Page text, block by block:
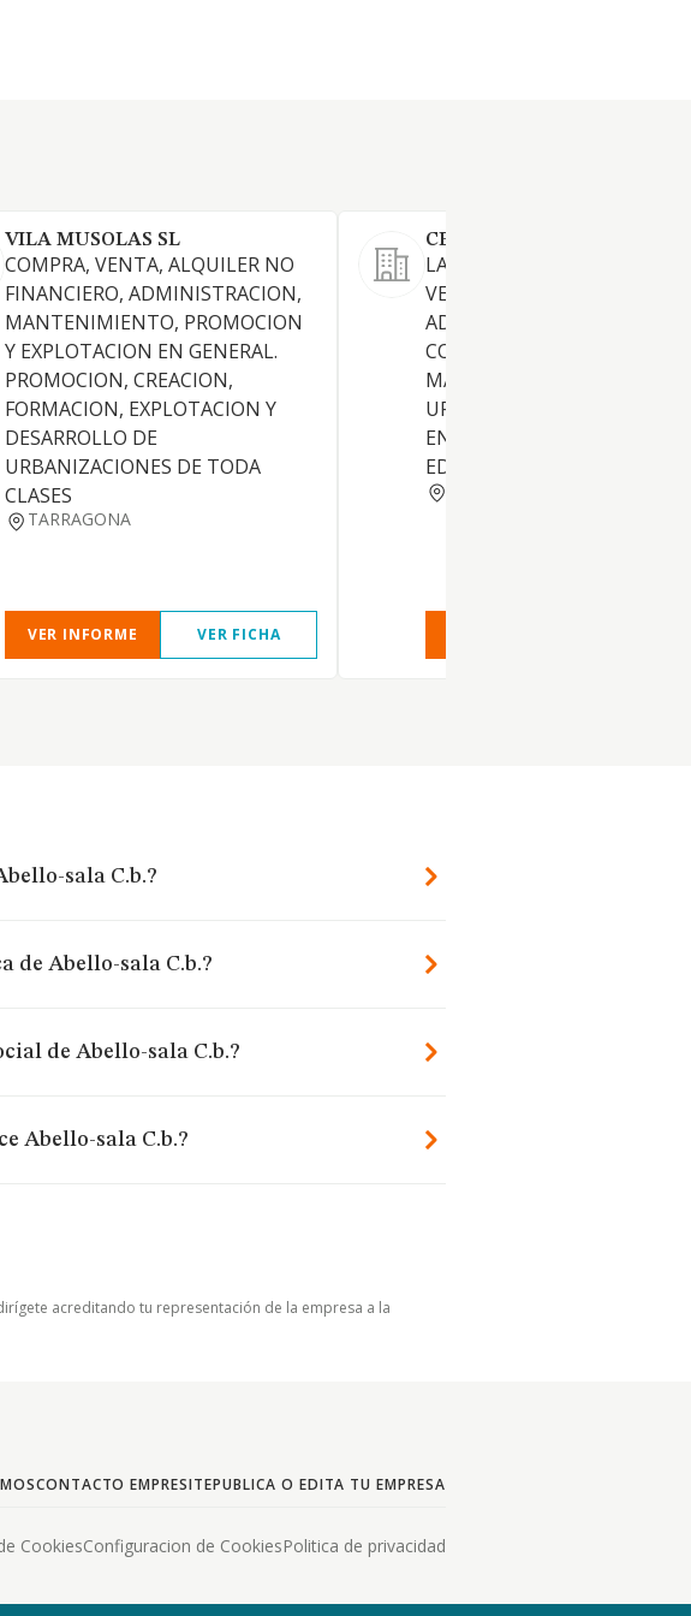
VILA MUSOLAS SL
COMPRA, VENTA, ALQUILER NO
FINANCIERO, ADMINISTRACION,
MANTENIMIENTO, PROMOCION
Y EXPLOTACION EN GENERAL.
PROMOCION, CREACION,
FORMACION, EXPLOTACION Y
DESARROLLO DE
URBANIZACIONES DE TODA
CLASES
TARRAGONA
VER INFORME VER FICHA
CEL ESTELAT SL
LA PROMOCION, COMPRA,
VENTA, ALQUILER,
ADMINISTRACION,
CONSTRUCCION, TENENCIA,
MANTENIMIENTO,
URBANIZACION Y
EN GENERAL DE INMUEBLES
EDIFICACIONES.
sala C.b.?
de Abello-sala C.b.?
de Abello-sala C.b.?
Abello-sala C.b.?
acreditando tu representación de la empresa a la
CONTACTO EMPRESITEPUBLICA O EDITA TU EMPRESA
CookiesConfiguracion de CookiesPolitica de privacidad